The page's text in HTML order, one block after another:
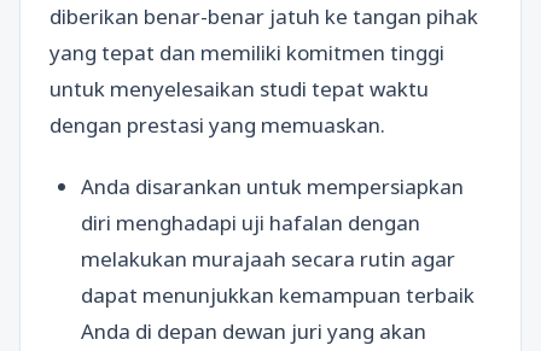
diberikan benar-benar jatuh ke tangan pihak
yang tepat dan memiliki komitmen tinggi
untuk menyelesaikan studi tepat waktu
dengan prestasi yang memuaskan.
Anda disarankan untuk mempersiapkan
diri menghadapi uji hafalan dengan
melakukan murajaah secara rutin agar
dapat menunjukkan kemampuan terbaik
Anda di depan dewan juri yang akan